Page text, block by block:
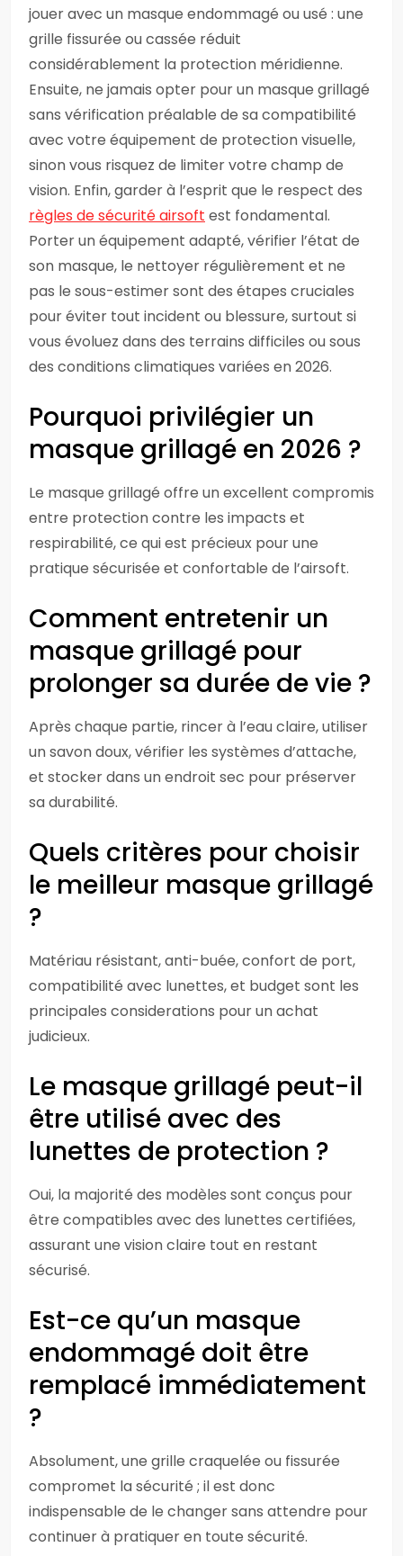
jouer avec un masque endommagé ou usé : une
grille fissurée ou cassée réduit
considérablement la protection méridienne.
Ensuite, ne jamais opter pour un masque grillagé
sans vérification préalable de sa compatibilité
avec votre équipement de protection visuelle,
sinon vous risquez de limiter votre champ de
vision. Enfin, garder à l’esprit que le respect des
règles de sécurité airsoft est fondamental.
Porter un équipement adapté, vérifier l’état de
son masque, le nettoyer régulièrement et ne
pas le sous-estimer sont des étapes cruciales
pour éviter tout incident ou blessure, surtout si
vous évoluez dans des terrains difficiles ou sous
des conditions climatiques variées en 2026.
Pourquoi privilégier un
masque grillagé en 2026 ?
Le masque grillagé offre un excellent compromis
entre protection contre les impacts et
respirabilité, ce qui est précieux pour une
pratique sécurisée et confortable de l’airsoft.
Comment entretenir un
masque grillagé pour
prolonger sa durée de vie ?
Après chaque partie, rincer à l’eau claire, utiliser
un savon doux, vérifier les systèmes d’attache,
et stocker dans un endroit sec pour préserver
sa durabilité.
Quels critères pour choisir
le meilleur masque grillagé
?
Matériau résistant, anti-buée, confort de port,
compatibilité avec lunettes, et budget sont les
principales considerations pour un achat
judicieux.
Le masque grillagé peut-il
être utilisé avec des
lunettes de protection ?
Oui, la majorité des modèles sont conçus pour
être compatibles avec des lunettes certifiées,
assurant une vision claire tout en restant
sécurisé.
Est-ce qu’un masque
endommagé doit être
remplacé immédiatement
?
Absolument, une grille craquelée ou fissurée
compromet la sécurité ; il est donc
indispensable de le changer sans attendre pour
continuer à pratiquer en toute sécurité.